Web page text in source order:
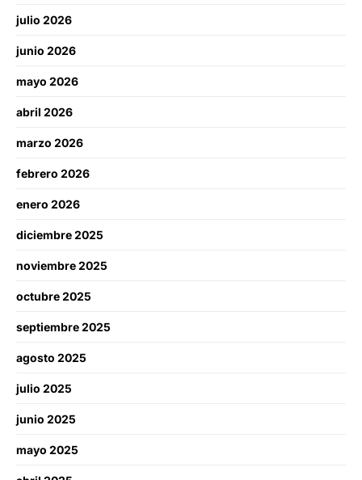
julio 2026
junio 2026
mayo 2026
abril 2026
marzo 2026
febrero 2026
enero 2026
diciembre 2025
noviembre 2025
octubre 2025
septiembre 2025
agosto 2025
julio 2025
junio 2025
mayo 2025